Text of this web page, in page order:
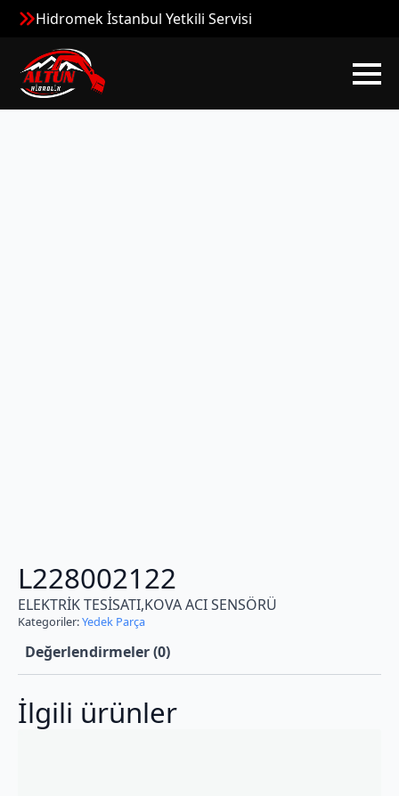
Hidromek İstanbul Yetkili Servisi
L228002122
ELEKTRİK TESİSATI,KOVA ACI SENSÖRÜ
Kategoriler:Yedek Parça
Değerlendirmeler (0)
İlgili ürünler